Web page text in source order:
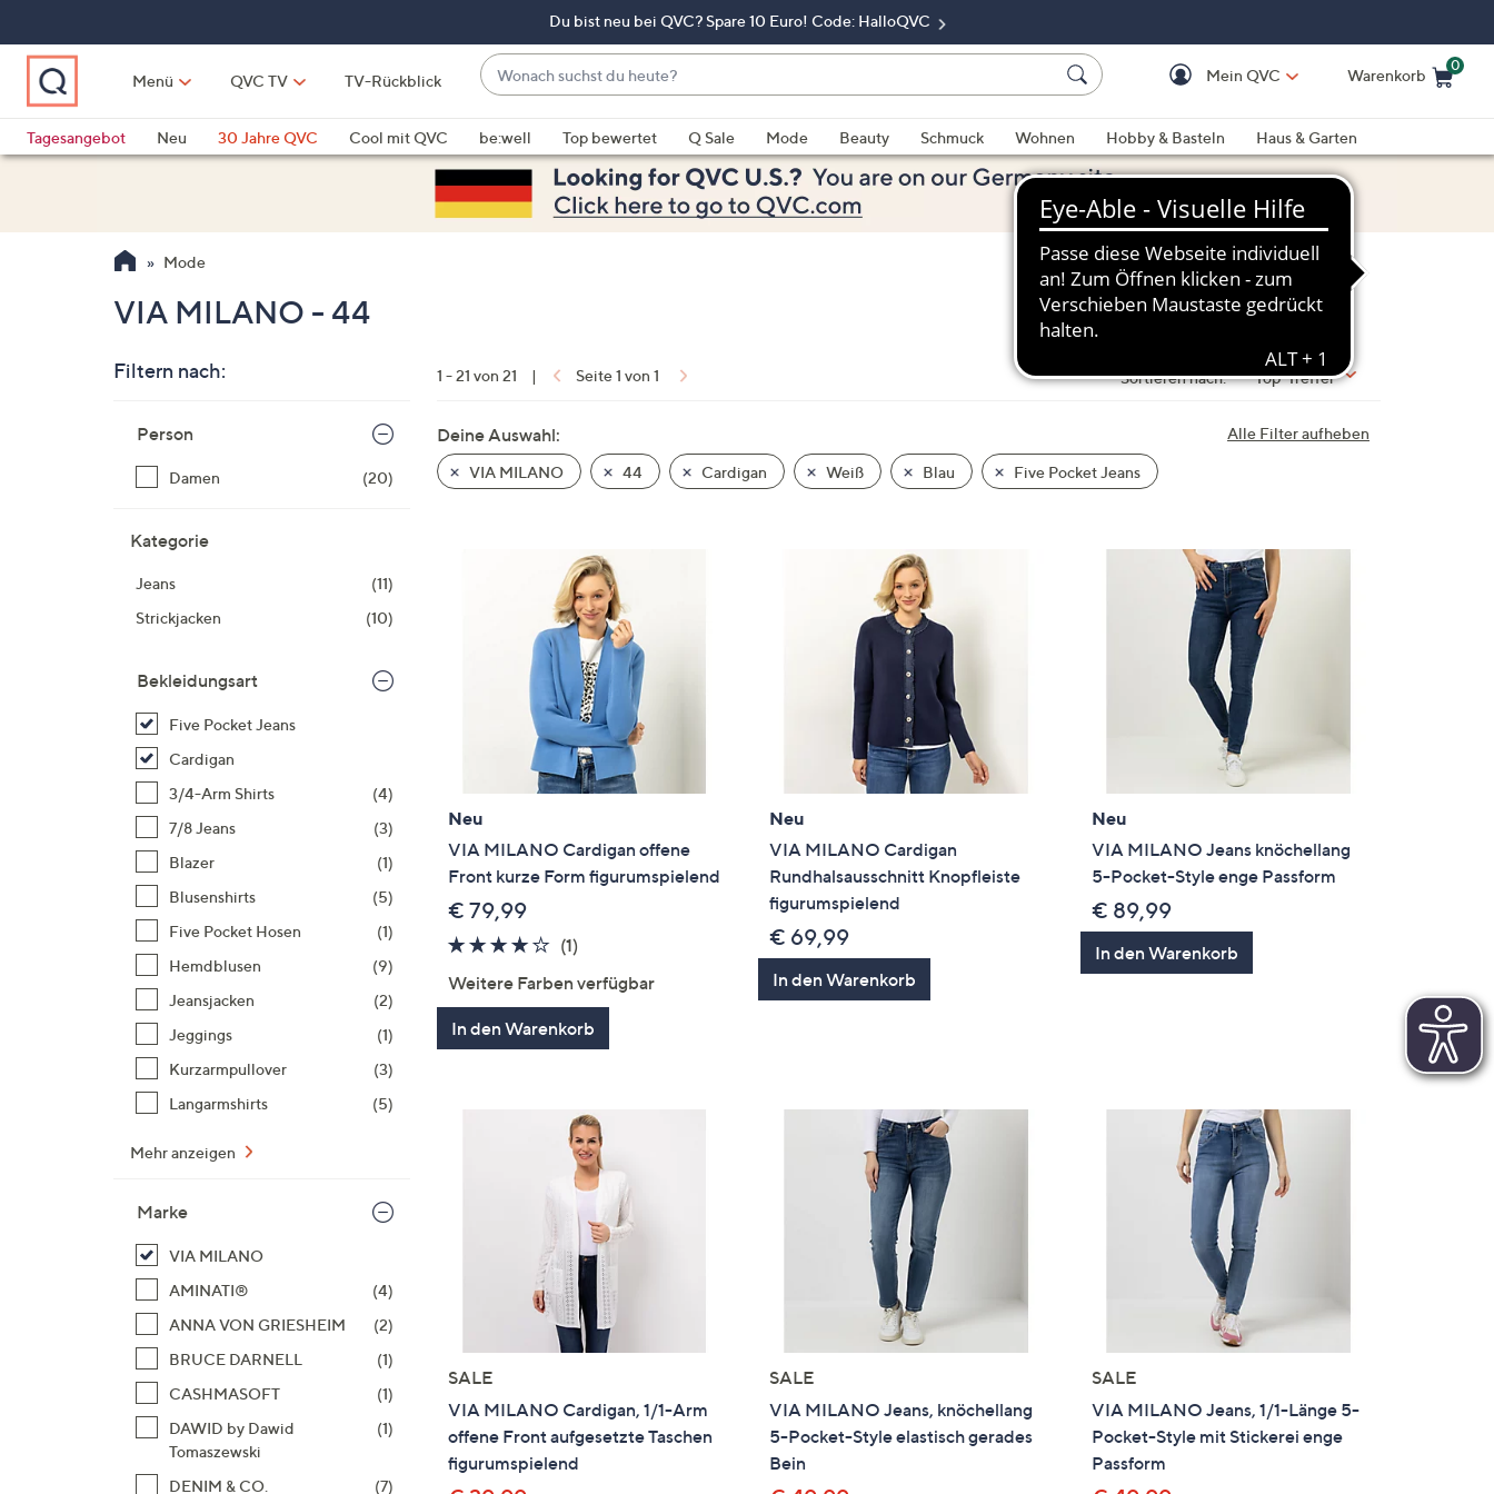
springen
Du bist neu bei QVC? Spare 10 Euro! Code: HalloQVC
Menü QVC TV TV-Rückblick
Wonach
suchst
du
heute?
Vorschläge
verfügbar
sind,
verwenden
und
unten
oder
wischen
anzuzeigen.
Mein QVC Warenkorb
0
Tagesangebot
Neu 30 Jahre QVC Cool mit QVC be:well Top bewertet Q Sale Mode Beauty Schmuck Wohnen Hobby & Basteln
Haus & Garten
Mode
VIA MILANO - 44
Filtern nach:
Produktliste
Person
Damen (20)
Kategorie
Jeans
(11)
Strickjacken
(10)
Bekleidungsart
Five Pocket Jeans
Cardigan
3/4-Arm Shirts
(4)
7/8 Jeans
(3)
Blazer
(1)
Blusenshirts
(5)
Five Pocket Hosen
(1)
Hemdblusen
(9)
Jeansjacken
(2)
Jeggings
(1)
Kurzarmpullover
(3)
Langarmshirts
(5)
Mehr anzeigen
Marke
VIA MILANO
AMINATI®
(4)
ANNA VON GRIESHEIM
(2)
BRUCE DARNELL
(1)
CASHMASOFT
(1)
DAWID by Dawid
Tomaszewski
(1)
DENIM & CO.
(7)
1 - 21 von 21 | Seite 1 von 1 Sortieren nach: Top-Treffer
Alle Filter aufheben
Deine Auswahl:
VIA MILANO 44 Cardigan Weiß Blau Five Pocket Jeans
Neu
VIA MILANO Cardigan offene
Front kurze Form figurumspielend
€ 79,99
4.0
5
(1)1
Weitere Farben verfügbar
In den Warenkorb
Neu
VIA MILANO Cardigan
Rundhalsausschnitt Knopfleiste
figurumspielend
€ 69,99
In den Warenkorb
Neu
VIA MILANO Jeans knöchellang
5-Pocket-Style enge Passform
€ 89,99
In den Warenkorb
SALE
VIA MILANO Cardigan, 1/1-Arm
offene Front aufgesetzte Taschen
figurumspielend
SALE
VIA MILANO Jeans, knöchellang
5-Pocket-Style elastisch gerades
Bein
SALE
VIA MILANO Jeans, 1/1-Länge 5-
Pocket-Style mit Stickerei enge
Passform